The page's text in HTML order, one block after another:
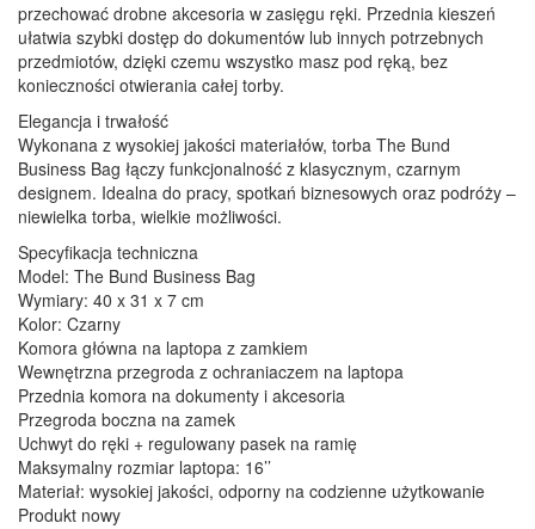
przechować drobne akcesoria w zasięgu ręki. Przednia kieszeń
ułatwia szybki dostęp do dokumentów lub innych potrzebnych
przedmiotów, dzięki czemu wszystko masz pod ręką, bez
konieczności otwierania całej torby.
Elegancja i trwałość
Wykonana z wysokiej jakości materiałów, torba The Bund
Business Bag łączy funkcjonalność z klasycznym, czarnym
designem. Idealna do pracy, spotkań biznesowych oraz podróży –
niewielka torba, wielkie możliwości.
Specyfikacja techniczna
Model: The Bund Business Bag
Wymiary: 40 x 31 x 7 cm
Kolor: Czarny
Komora główna na laptopa z zamkiem
Wewnętrzna przegroda z ochraniaczem na laptopa
Przednia komora na dokumenty i akcesoria
Przegroda boczna na zamek
Uchwyt do ręki + regulowany pasek na ramię
Maksymalny rozmiar laptopa: 16’’
Materiał: wysokiej jakości, odporny na codzienne użytkowanie
Produkt nowy